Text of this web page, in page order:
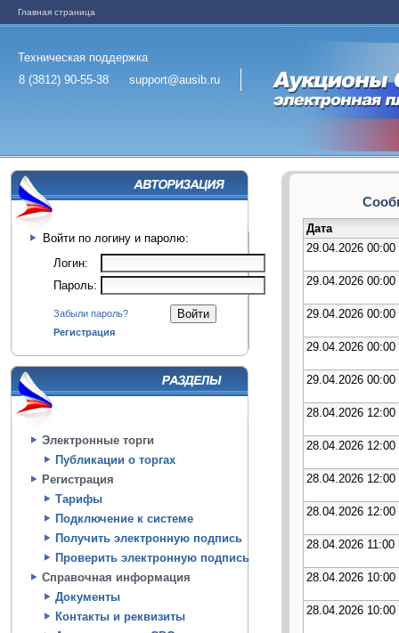
Главная страница
Техническая поддержка
8 (3812) 90-55-38
support@ausib.ru
Войти по логину и паролю:
Логин:
Пароль:
Забыли пароль?
Регистрация
Электронные торги
Публикации о торгах
Регистрация
Тарифы
Подключение к системе
Получить электронную подпись
Проверить электронную подпись
Справочная информация
Документы
Контакты и реквизиты
Дата
29.04.2026 00:00
29.04.2026 00:00
29.04.2026 00:00
29.04.2026 00:00
29.04.2026 00:00
28.04.2026 12:00
28.04.2026 12:00
28.04.2026 12:00
28.04.2026 12:00
28.04.2026 11:00
28.04.2026 10:00
28.04.2026 10:00